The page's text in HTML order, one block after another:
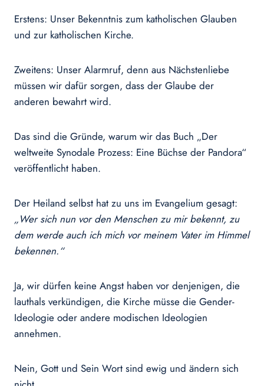
Erstens: Unser Bekenntnis zum katholischen Glauben
und zur katholischen Kirche.
Zweitens: Unser Alarmruf, denn aus Nächstenliebe
müssen wir dafür sorgen, dass der Glaube der
anderen bewahrt wird.
Das sind die Gründe, warum wir das Buch „Der
weltweite Synodale Prozess: Eine Büchse der Pandora“
veröffentlicht haben.
Der Heiland selbst hat zu uns im Evangelium gesagt:
„Wer sich nun vor den Menschen zu mir bekennt, zu
dem werde auch ich mich vor meinem Vater im Himmel
bekennen.“
Ja, wir dürfen keine Angst haben vor denjenigen, die
lauthals verkündigen, die Kirche müsse die Gender-
Ideologie oder andere modischen Ideologien
annehmen.
Nein, Gott und Sein Wort sind ewig und ändern sich